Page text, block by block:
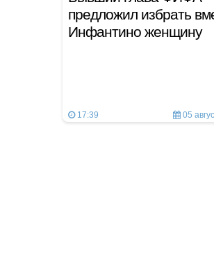
предложил избрать
Инфантино женщину
17:39 05